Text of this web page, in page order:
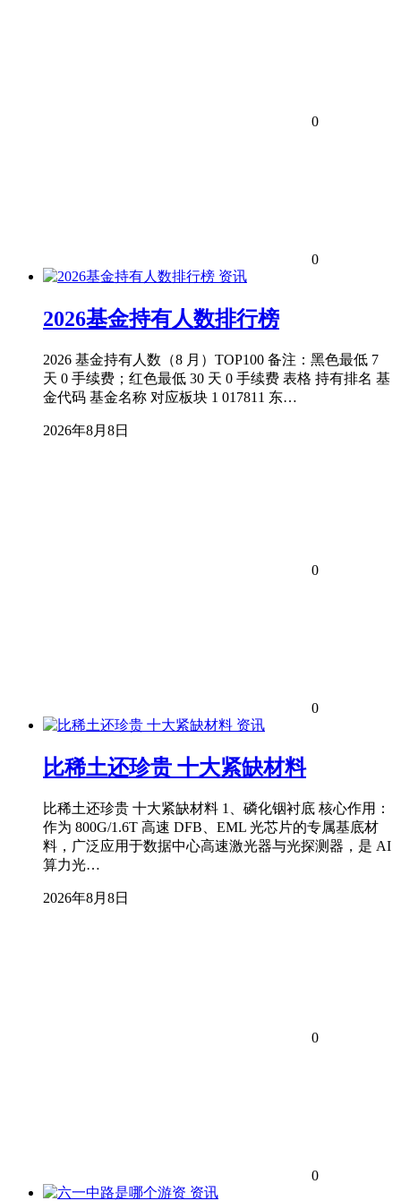
0
0
资讯
2026基金持有人数排行榜
2026 基金持有人数（8 月）TOP100 备注：黑色最低 7
天 0 手续费；红色最低 30 天 0 手续费 表格 持有排名 基
金代码 基金名称 对应板块 1 017811 东…
2026年8月8日
0
0
资讯
比稀土还珍贵 十大紧缺材料
比稀土还珍贵 十大紧缺材料 1、磷化铟衬底 核心作用：
作为 800G/1.6T 高速 DFB、EML 光芯片的专属基底材
料，广泛应用于数据中心高速激光器与光探测器，是 AI
算力光…
2026年8月8日
0
0
资讯